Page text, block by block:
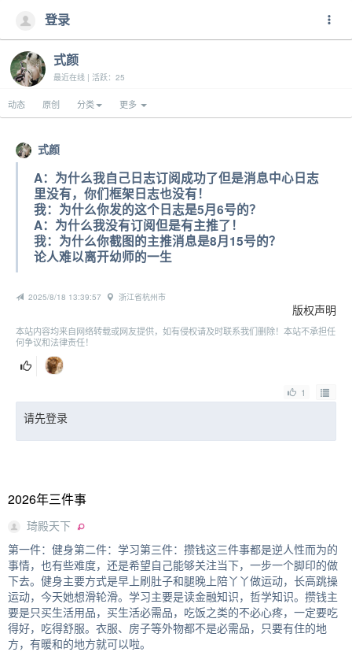
登录
式颜
最近在线 | 活跃：25
动态 原创 分类 更多
式颜
A：为什么我自己日志订阅成功了但是消息中心日志
里没有，你们框架日志也没有！
我：为什么你发的这个日志是5月6号的？
A：为什么我没有订阅但是有主推了！
我：为什么你截图的主推消息是8月15号的？
论人难以离开幼师的一生
2025/8/18 13:39:57 浙江省杭州市
版权声明
本站内容均来自网络转载或网友提供，如有侵权请及时联系我们删除！本站不承担任
何争议和法律责任！
1
请先登录
2026年三件事
琦殿天下
第一件：健身第二件：学习第三件：攒钱这三件事都是逆人性而为的
事情，也有些难度，还是希望自己能够关注当下，一步一个脚印的做
下去。健身主要方式是早上刷肚子和腿晚上陪丫丫做运动，长高跳操
运动，今天她想滑轮滑。学习主要是读金融知识，哲学知识。攒钱主
要是只买生活用品，买生活必需品，吃饭之类的不必心疼，一定要吃
得好，吃得舒服。衣服、房子等外物都不是必需品，只要有住的地
方，有暖和的地方就可以啦。